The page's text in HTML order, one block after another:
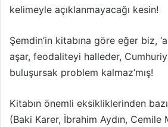
kelimeyle açıklanmayacağı kesin!
Şemdin’in kitabına göre eğer biz,
aşar, feodaliteyi halleder,
buluşursak problem kalmaz’mış!
Kitabın önemli eksikliklerinden
(Baki Karer, İbrahim Aydın, Cemile